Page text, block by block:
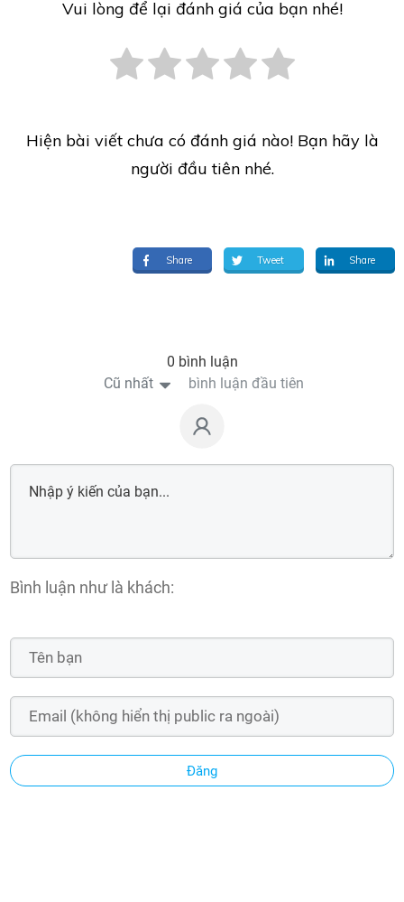
Vui lòng để lại đánh giá của bạn nhé!
Hiện bài viết chưa có đánh giá nào! Bạn hãy là
người đầu tiên nhé.
Share Tweet Share
0 bình luận
Cũ nhất
bình luận đầu tiên
Bình luận như là khách:
Đăng